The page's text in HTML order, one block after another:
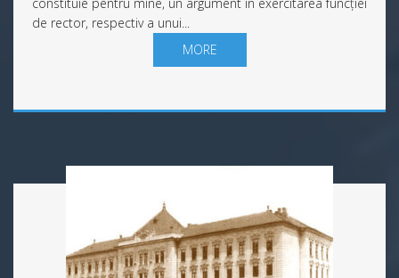
de rector, respectiv a unui...
MORE